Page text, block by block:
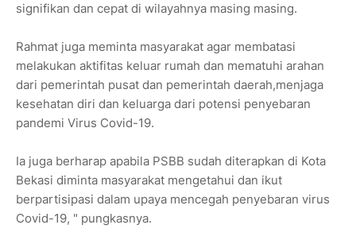
signifikan dan cepat di wilayahnya masing masing.
Rahmat juga meminta masyarakat agar membatasi
melakukan aktifitas keluar rumah dan mematuhi arahan
dari pemerintah pusat dan pemerintah daerah,menjaga
kesehatan diri dan keluarga dari potensi penyebaran
pandemi Virus Covid-19.
Ia juga berharap apabila PSBB sudah diterapkan di Kota
Bekasi diminta masyarakat mengetahui dan ikut
berpartisipasi dalam upaya mencegah penyebaran virus
Covid-19, " pungkasnya.